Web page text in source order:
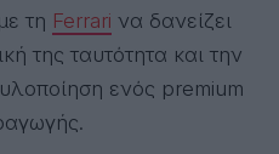
τη Ferrari να δανείζει
της ταυτότητα και την
ενός premium